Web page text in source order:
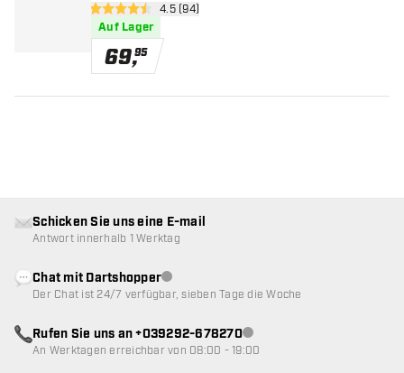
Bewertungsbereich öffnen
4.5 Bewertungssterne
4.5 (94)
Auf Lager
69,95
Schicken Sie uns eine E-mail
Antwort innerhalb 1 Werktag
Chat mit DartshopperKundenservice nicht verfügbar
Der Chat ist 24/7 verfügbar, sieben Tage die Woche
Rufen Sie uns an +039292-678270Kundenservice nicht
An Werktagen erreichbar von 08:00 - 19:00